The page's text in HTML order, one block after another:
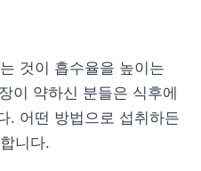
것이 흡수율을 높이는
이 약하신 분들은 식후에
. 어떤 방법으로 섭취하든
니다.